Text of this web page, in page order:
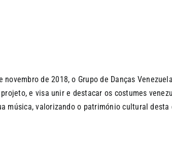
novembro de 2018, o Grupo de Danças
e visa unir e destacar os costumes
música, valorizando o património cultural desta